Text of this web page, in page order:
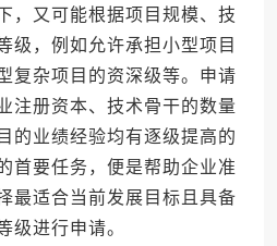
，又可能根据项目规模、技
级，例如允许承担小型项目
复杂项目的资深级等。申请
注册资本、技术骨干的数量
的业绩经验均有逐级提高的
首要任务，便是帮助企业准
最适合当前发展目标且具备
级进行申请。